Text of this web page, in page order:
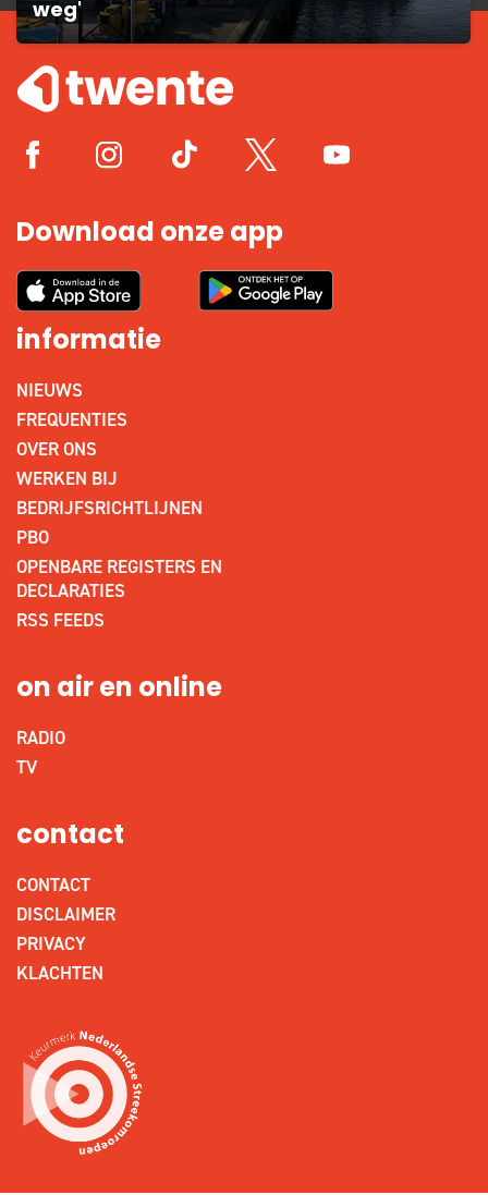
weg'
Download onze app
informatie
NIEUWS
FREQUENTIES
OVER ONS
WERKEN BIJ
BEDRIJFSRICHTLIJNEN
PBO
OPENBARE REGISTERS EN
DECLARATIES
RSS FEEDS
on air en online
RADIO
TV
contact
CONTACT
DISCLAIMER
PRIVACY
KLACHTEN